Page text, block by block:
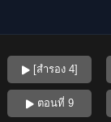
[สำรอง 4]
ตอนที่ 9